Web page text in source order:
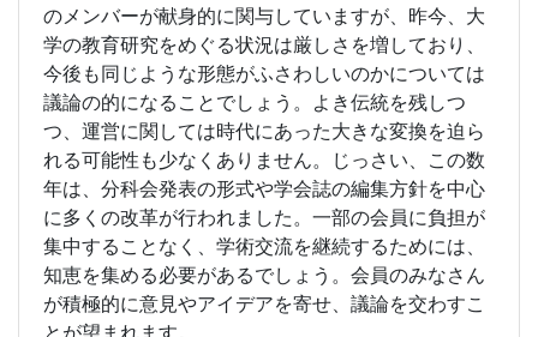
のメンバーが献身的に関与していますが、昨今、大
学の教育研究をめぐる状況は厳しさを増しており、
今後も同じような形態がふさわしいのかについては
議論の的になることでしょう。よき伝統を残しつ
つ、運営に関しては時代にあった大きな変換を迫ら
れる可能性も少なくありません。じっさい、この数
年は、分科会発表の形式や学会誌の編集方針を中心
に多くの改革が行われました。一部の会員に負担が
集中することなく、学術交流を継続するためには、
知恵を集める必要があるでしょう。会員のみなさん
が積極的に意見やアイデアを寄せ、議論を交わすこ
とが望まれます。